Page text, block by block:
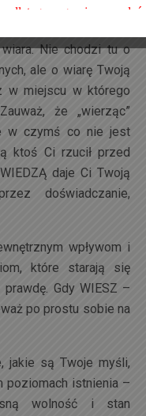
zależy jak długo to
Nie chodzi tu o
ale o wiarę Twoją
w miejscu w którego
że „wierząc”
w czymś co nie jest
ktoś Ci rzucił przed
daje Ci Twoją
doświadczanie,
wpływom i
które starają się
Gdy WIESZ –
po prostu sobie na
jakie są Twoje myśli,
poziomach istnienia –
wolność i stan